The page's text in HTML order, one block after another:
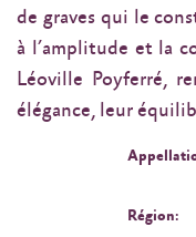
de graves qui le
à l’amplitude et la
Léoville Poyferré,
élégance, leur
Région: